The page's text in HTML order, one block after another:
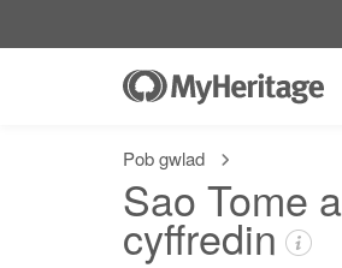
Pob gwlad
Sao Tome
cyffredin